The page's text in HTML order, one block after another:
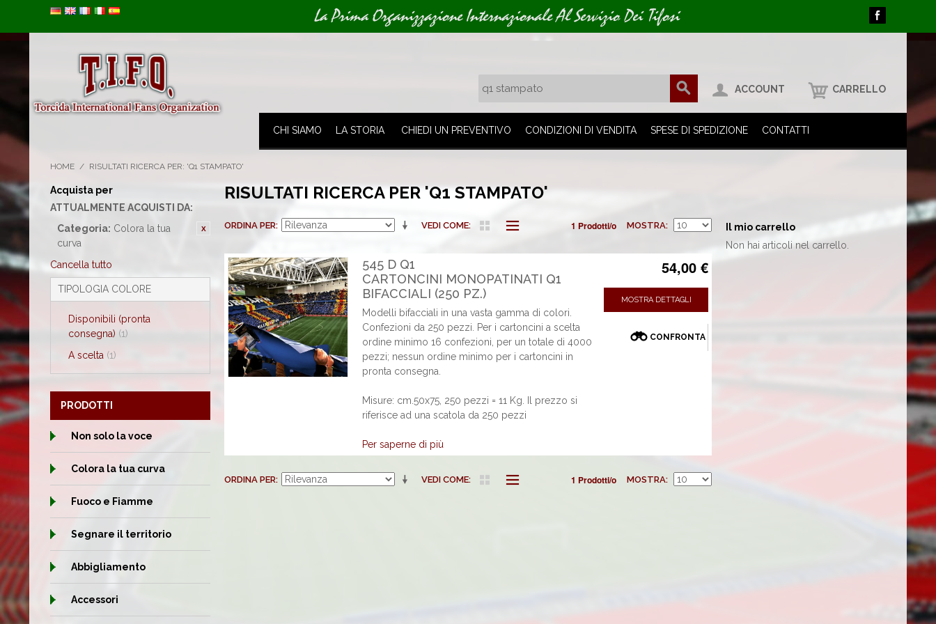
La Prima Organizzazione Internazionale Al Servizio Dei Tifosi
ACCOUNT CARRELLO
CHI SIAMO LA STORIA CHIEDI UN PREVENTIVO CONDIZIONI DI VENDITA SPESE DI SPEDIZIONE CONTATTI
HOME / RISULTATI RICERCA PER: 'Q1 STAMPATO'
Acquista per
ATTUALMENTE ACQUISTI DA:
Categoria: Colora la tua
curva
Cancella tutto
TIPOLOGIA COLORE
Disponibili (pronta
consegna) (1)
A scelta (1)
RISULTATI RICERCA PER 'Q1 STAMPATO'
VEDI COME
ORDINA PER 1 Prodotti/o MOSTRA
545 D Q1
CARTONCINI MONOPATINATI Q1
BIFACCIALI (250 PZ.)
54,00 €
MOSTRA DETTAGLI
CONFRONTA
Modelli bifacciali in una vasta gamma di colori.
Confezioni da 250 pezzi. Per i cartoncini a scelta
ordine minimo 16 confezioni, per un totale di 4000
pezzi; nessun ordine minimo per i cartoncini in
pronta consegna.
Misure: cm.50x75, 250 pezzi = 11 Kg. Il prezzo si
riferisce ad una scatola da 250 pezzi
Per saperne di più
VEDI COME
ORDINA PER 1 Prodotti/o MOSTRA
PRODOTTI
Non solo la voce
Colora la tua curva
Fuoco e Fiamme
Segnare il territorio
Abbigliamento
Accessori
Il mio carrello
Non hai articoli nel carrello.